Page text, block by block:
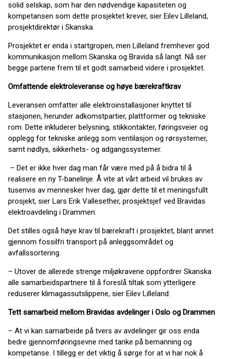
solid selskap, som har den nødvendige kapasiteten og
kompetansen som dette prosjektet krever, sier Eilev Lilleland,
prosjektdirektør i Skanska.
Prosjektet er enda i startgropen, men Lilleland fremhever god
kommunikasjon mellom Skanska og Bravida så langt. Nå ser
begge partene frem til et godt samarbeid videre i prosjektet.
Omfattende elektroleveranse og høye bærekraftkrav
Leveransen omfatter alle elektroinstallasjoner knyttet til
stasjonen, herunder adkomstpartier, plattformer og tekniske
rom. Dette inkluderer belysning, stikkontakter, føringsveier og
opplegg for tekniske anlegg som ventilasjon og rørsystemer,
samt nødlys, sikkerhets- og adgangssystemer.
– Det er ikke hver dag man får være med på å bidra til å
realisere en ny T-banelinje. Å vite at vårt arbeid vil brukes av
tusenvis av mennesker hver dag, gjør dette til et meningsfullt
prosjekt, sier Lars Erik Vallesether, prosjektsjef ved Bravidas
elektroavdeling i Drammen.
Det stilles også høye krav til bærekraft i prosjektet, blant annet
gjennom fossilfri transport på anleggsområdet og
avfallssortering.
– Utover de allerede strenge miljøkravene oppfordrer Skanska
alle samarbeidspartnere til å foreslå tiltak som ytterligere
reduserer klimagassutslippene, sier Eilev Lilleland.
Tett samarbeid mellom Bravidas avdelinger i Oslo og Drammen
– At vi kan samarbeide på tvers av avdelinger gir oss enda
bedre gjennomføringsevne med tanke på bemanning og
kompetanse. I tillegg er det viktig å sørge for at vi har nok å